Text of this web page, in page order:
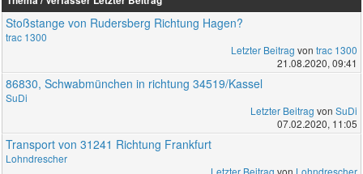
Stoßstange von Rudersberg Richtung Hagen?
trac 1300
Letzter Beitrag von trac 1300
21.08.2020, 09:41
86830, Schwabmünchen in richtung 34519/Kassel
SuDi
Letzter Beitrag von SuDi
07.02.2020, 11:05
Transport von 31241 Richtung Frankfurt
Lohndrescher
Letzter Beitrag von Lohndrescher